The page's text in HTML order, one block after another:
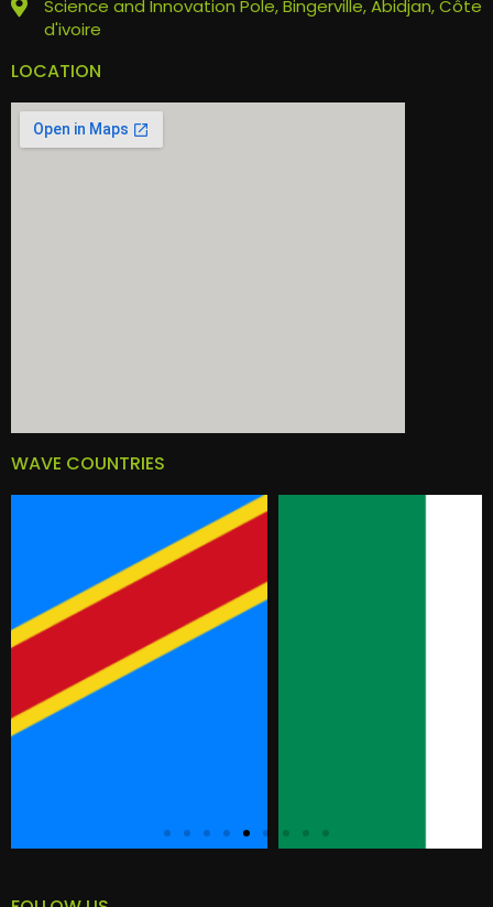
Science and Innovation Pole, Bingerville, Abidjan, Côte
d'ivoire
LOCATION
WAVE COUNTRIES